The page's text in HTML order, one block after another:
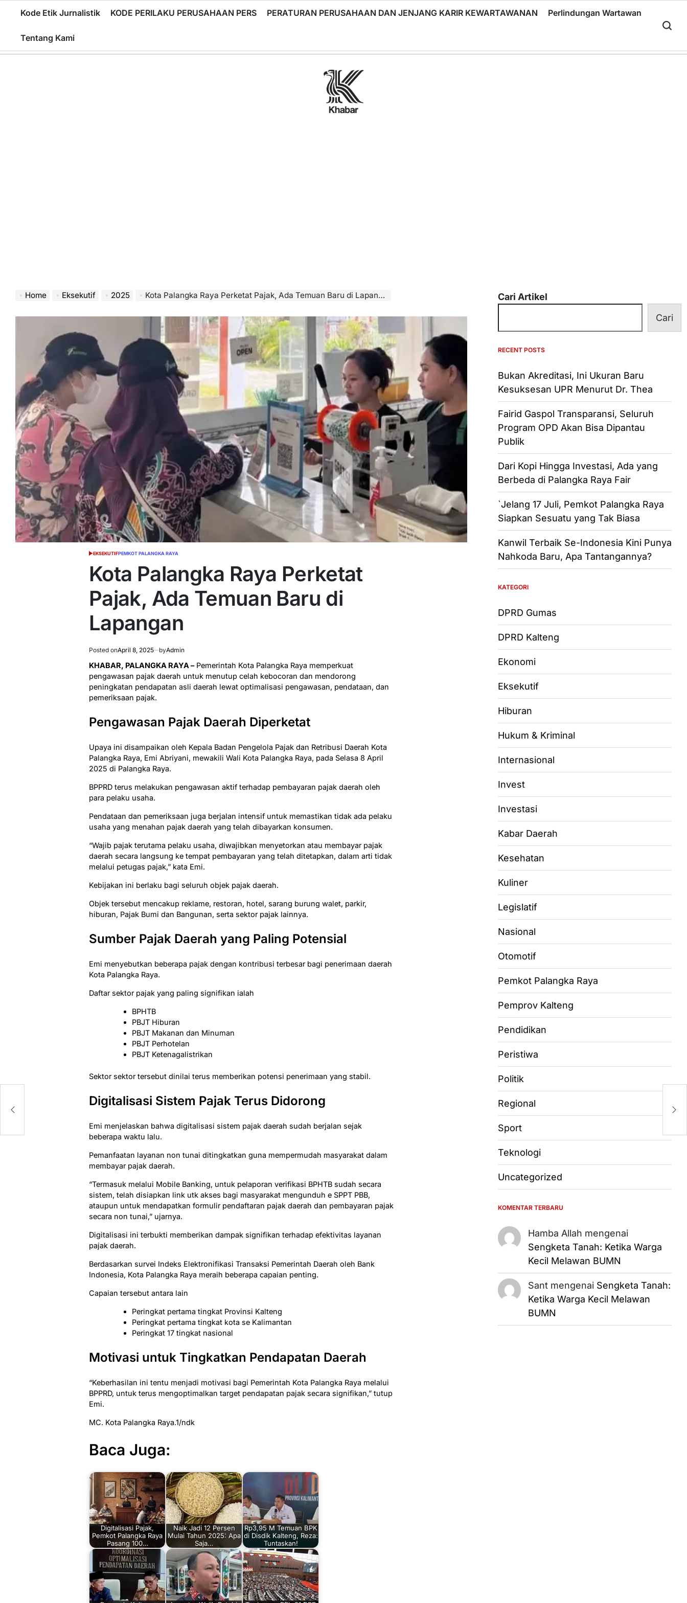
content
Kode Etik Jurnalistik KODE PERILAKU PERUSAHAAN PERS PERATURAN PERUSAHAAN DAN JENJANG KARIR KEWARTAWANAN Perlindungan Wartawan
Tentang Kami
Home Eksekutif 2025 Kota Palangka Raya Perketat Pajak, Ada Temuan Baru di Lapangan
POSTED
EKSEKUTIFPEMKOT PALANGKA RAYA
Kota Palangka Raya Perketat
Pajak, Ada Temuan Baru di
Lapangan
Posted onApril 8, 2025 byAdmin
KHABAR, PALANGKA RAYA –Pemerintah Kota Palangka Raya memperkuat
pengawasan pajak daerah untuk menutup celah kebocoran dan mendorong
peningkatan pendapatan asli daerah lewat optimalisasi pengawasan, pendataan, dan
pemeriksaan pajak.
Pengawasan Pajak Daerah Diperketat
Upaya ini disampaikan oleh Kepala Badan Pengelola Pajak dan Retribusi Daerah Kota
Palangka Raya, Emi Abriyani, mewakili Wali Kota Palangka Raya, pada Selasa 8 April
2025 di Palangka Raya.
BPPRD terus melakukan pengawasan aktif terhadap pembayaran pajak daerah oleh
para pelaku usaha.
Pendataan dan pemeriksaan juga berjalan intensif untuk memastikan tidak ada pelaku
usaha yang menahan pajak daerah yang telah dibayarkan konsumen.
“Wajib pajak terutama pelaku usaha, diwajibkan menyetorkan atau membayar pajak
daerah secara langsung ke tempat pembayaran yang telah ditetapkan, dalam arti tidak
melalui petugas pajak,” kata Emi.
Kebijakan ini berlaku bagi seluruh objek pajak daerah.
Objek tersebut mencakup reklame, restoran, hotel, sarang burung walet, parkir,
hiburan, Pajak Bumi dan Bangunan, serta sektor pajak lainnya.
Sumber Pajak Daerah yang Paling Potensial
Emi menyebutkan beberapa pajak dengan kontribusi terbesar bagi penerimaan daerah
Kota Palangka Raya.
Daftar sektor pajak yang paling signifikan ialah
BPHTB
PBJT Hiburan
PBJT Makanan dan Minuman
PBJT Perhotelan
PBJT Ketenagalistrikan
Sektor sektor tersebut dinilai terus memberikan potensi penerimaan yang stabil.
Digitalisasi Sistem Pajak Terus Didorong
Emi menjelaskan bahwa digitalisasi sistem pajak daerah sudah berjalan sejak
beberapa waktu lalu.
Pemanfaatan layanan non tunai ditingkatkan guna mempermudah masyarakat dalam
membayar pajak daerah.
“Termasuk melalui Mobile Banking, untuk pelaporan verifikasi BPHTB sudah secara
sistem, telah disiapkan link utk akses bagi masyarakat mengunduh e SPPT PBB,
ataupun untuk mendapatkan formulir pendaftaran pajak daerah dan pembayaran pajak
secara non tunai,” ujarnya.
Digitalisasi ini terbukti memberikan dampak signifikan terhadap efektivitas layanan
pajak daerah.
Berdasarkan survei Indeks Elektronifikasi Transaksi Pemerintah Daerah oleh Bank
Indonesia, Kota Palangka Raya meraih beberapa capaian penting.
Capaian tersebut antara lain
Peringkat pertama tingkat Provinsi Kalteng
Peringkat pertama tingkat kota se Kalimantan
Peringkat 17 tingkat nasional
Motivasi untuk Tingkatkan Pendapatan Daerah
“Keberhasilan ini tentu menjadi motivasi bagi Pemerintah Kota Palangka Raya melalui
BPPRD, untuk terus mengoptimalkan target pendapatan pajak secara signifikan,” tutup
Emi.
MC. Kota Palangka Raya.1/ndk
Baca Juga:
Digitalisasi Pajak,
Pemkot Palangka Raya
Pasang 100…
Naik Jadi 12 Persen
Mulai Tahun 2025: Apa
Saja…
Rp3,95 M Temuan BPK
di Disdik Kalteng, Reza:
Tuntaskan!
Cari Artikel
Cari
RECENT POSTS
Bukan Akreditasi, Ini Ukuran Baru
Kesuksesan UPR Menurut Dr. Thea
Fairid Gaspol Transparansi, Seluruh
Program OPD Akan Bisa Dipantau
Publik
Dari Kopi Hingga Investasi, Ada yang
Berbeda di Palangka Raya Fair
`Jelang 17 Juli, Pemkot Palangka Raya
Siapkan Sesuatu yang Tak Biasa
Kanwil Terbaik Se-Indonesia Kini Punya
Nahkoda Baru, Apa Tantangannya?
KATEGORI
DPRD Gumas
DPRD Kalteng
Ekonomi
Eksekutif
Hiburan
Hukum & Kriminal
Internasional
Invest
Investasi
Kabar Daerah
Kesehatan
Kuliner
Legislatif
Nasional
Otomotif
Pemkot Palangka Raya
Pemprov Kalteng
Pendidikan
Peristiwa
Politik
Regional
Sport
Teknologi
Uncategorized
KOMENTAR TERBARU
Hamba Allah mengenai
Sengketa Tanah: Ketika Warga
Kecil Melawan BUMN
Santmengenai Sengketa Tanah:
Ketika Warga Kecil Melawan
BUMN